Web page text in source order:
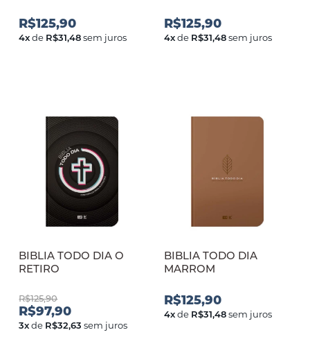
R$125,90
4xde R$31,48sem juros
R$125,90
4xde R$31,48sem juros
BIBLIA TODO DIA O
RETIRO
R$125,90
R$97,90
3xde R$32,63 sem juros
BIBLIA TODO DIA
MARROM
R$125,90
4xde R$31,48sem juros